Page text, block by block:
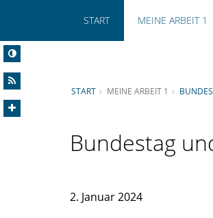
START MEINE ARBEIT 1
START MEINE ARBEIT 1
Bundestag
2. Januar 2024